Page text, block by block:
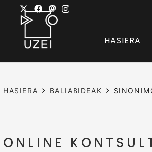
HASIERA
HASIERA BALIABIDEAK
ONLINE